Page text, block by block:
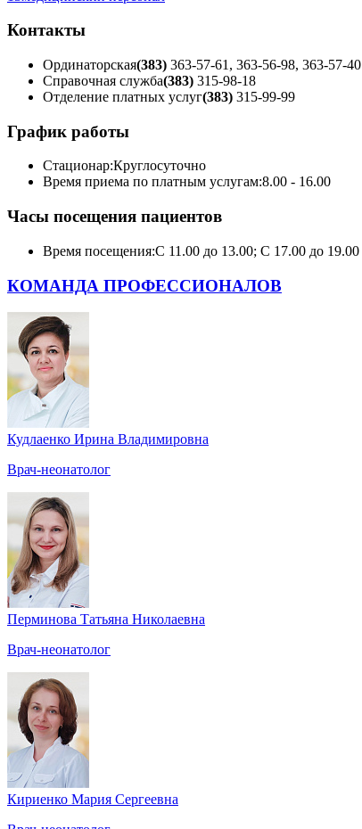
Контакты
Ординаторская(383) 363-57-61, 363-56-98, 363-57-40
Справочная служба(383) 315-98-18
Отделение платных услуг(383) 315-99-99
График работы
Стационар:Круглосуточно
Время приема по платным услугам:8.00 - 16.00
Часы посещения пациентов
Время посещения:С 11.00 до 13.00; С 17.00 до 19.00
КОМАНДА ПРОФЕССИОНАЛОВ
Кудлаенко Ирина Владимировна
Врач-неонатолог
Перминова Татьяна Николаевна
Врач-неонатолог
Кириенко Мария Сергеевна